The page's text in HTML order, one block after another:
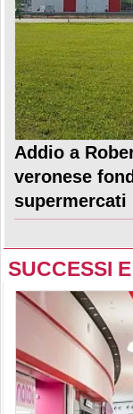
Addio a
veronese
supermercati
SUCCESSI